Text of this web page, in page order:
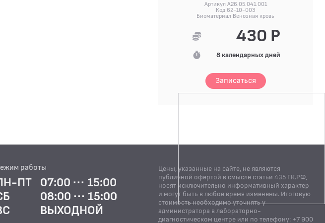
Артикул A26.05.041.001
Код 62-10-003
Биоматериал Венозная кровь
430 Р
8 календарных дней
Записаться
работы
ПТ
07:00 ··· 15:00
08:00 ··· 15:00
ВЫХОДНОЙ
Цены, указанные на сайте, не являются
публичной офертой в смысле статьи 435 ГК.РФ,
носят исключительно информативный характер
и могут быть в любое время изменены. Итоговую
стоимость необходимо уточнять у
администратора в лабораторно-
диагностическом центре или по телефону: +7 900